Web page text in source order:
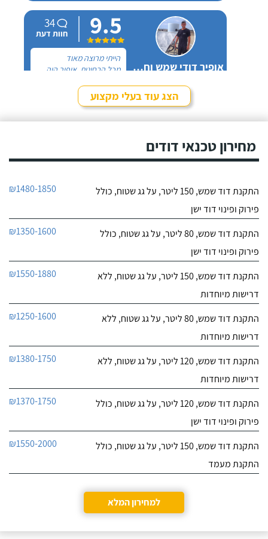
עבודה נקייה ומסודרת.
אופיר דודי שמש וחשמל
9.5
34
חוות דעת
הייתי מרוצה מאוד
מכל הבחינות, אופיר היה
לראות את המיקום של
ההתקנה, המחיר היה הוגן
היה לארג' והשאיר נקי
חייג עכשיו
שביט דודי שמש וחשמל בע"מ
לפרטי העסק
דודי שמש" שירות טוב,
חייג עכשיו
הצג עוד בעלי מקצוע
מחירון טכנאי דודים
התקנת דוד שמש, 150 ליטר, על גג שטוח, כולל
פירוק ופינוי דוד ישן
₪1480-1850
התקנת דוד שמש, 80 ליטר, על גג שטוח, כולל
פירוק ופינוי דוד ישן
₪1350-1600
התקנת דוד שמש, 150 ליטר, על גג שטוח, ללא
דרישות מיוחדות
₪1550-1880
התקנת דוד שמש, 80 ליטר, על גג שטוח, ללא
דרישות מיוחדות
₪1250-1600
התקנת דוד שמש, 120 ליטר, על גג שטוח, ללא
דרישות מיוחדות
₪1380-1750
התקנת דוד שמש, 120 ליטר, על גג שטוח, כולל
פירוק ופינוי דוד ישן
₪1370-1750
התקנת דוד שמש, 150 ליטר, על גג שטוח, כולל
התקנת מעמד
₪1550-2000
למחירון המלא